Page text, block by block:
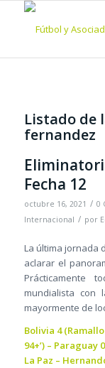
Listado de
fernandez
Fecha 12
octubre 16, 2021 / 0
Internacional / por
La última jornada
aclarar el
Prácticamente
mundialista con
mayormente de
Bolivia 4
94+’) – Paraguay 0
La Paz –